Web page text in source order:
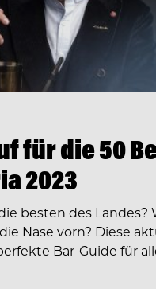
für die 50
2023
besten des Landes?
Nase vorn? Diese
Bar-Guide für